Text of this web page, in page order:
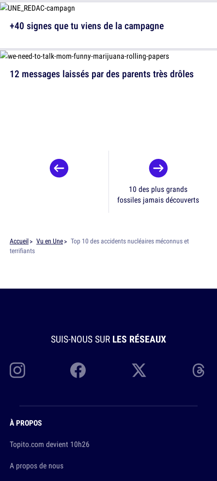
12 messages laissés par des parents très drôles
+40 signes que tu viens de la campagne
10 des plus grands
fossiles jamais découverts
Accueil Vu en Une
Top 10 des accidents nucléaires méconnus et
terrifiants
SUIS-NOUS SUR LES RÉSEAUX
À PROPOS
Topito.com devient 10h26
A propos de nous